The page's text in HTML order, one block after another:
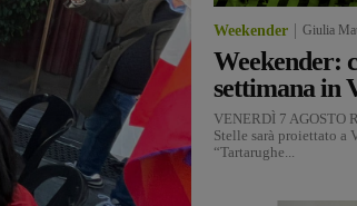
Weekender Giulia
Weekender:
settimana in
VENERDÌ 7 AGOSTO
Stelle sarà proiettato a
“Tartarughe...